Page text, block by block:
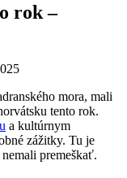
rok –
mora, mali
tento rok.
a kultúrnym
zážitky. Tu je
premeškať.